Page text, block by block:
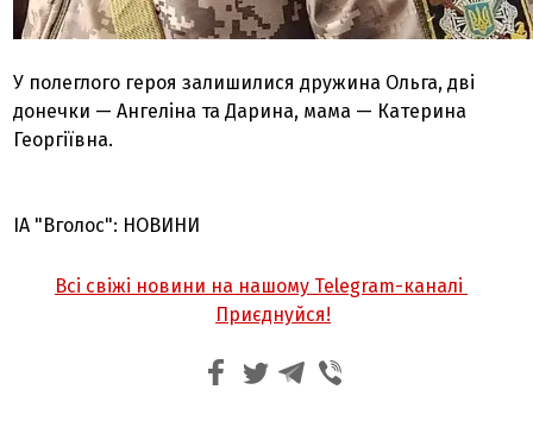
У полеглого героя залишилися дружина Ольга, дві
донечки — Ангеліна та Дарина, мама — Катерина
Георгіївна.
ІА "Вголос": НОВИНИ
Всі свіжі новини на нашому Telegram-каналі
Приєднуйся!